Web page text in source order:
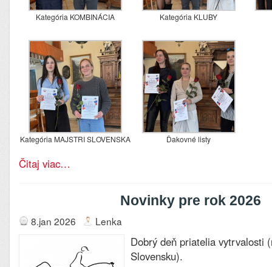
Kategória KOMBINÁCIA Kategória KLUBY
Kategória MAJSTRI SLOVENSKA Ďakovné listy
Čitaj viac…
Novinky pre rok 2026
8.jan 2026 Lenka
Dobrý deň priatelia vytrvalosti
Slovensku).